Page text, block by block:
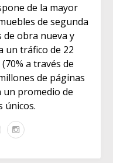
de la mayor
de segunda
obra nueva y
un tráfico de 22
a través de
de páginas
un promedio de
únicos.